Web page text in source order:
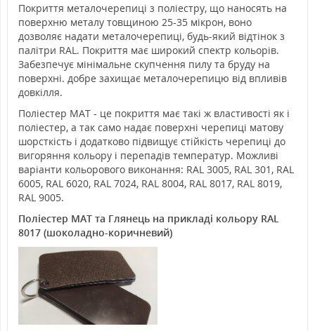
Покриття металочерепиці з поліестру, що наносять на
поверхню металу товщиною 25-35 мікрон, воно
дозволяє надати металочерепиці, будь-який відтінок з
палітри RAL. Покриття має широкий спектр кольорів.
Забезпечує мінімальне скупчення пилу та бруду на
поверхні. добре захищає металочерепицю від впливів
довкілля.
Поліестер MAT - це покриття має такі ж властивості як і
поліестер, а так само надає поверхні черепиці матову
шорсткість і додатково підвищує стійкість черепиці до
вигоряння кольору і перепадів температур. Можливі
варіанти кольорового виконання: RAL 3005, RAL 301, RAL
6005, RAL 6020, RAL 7024, RAL 8004, RAL 8017, RAL 8019,
RAL 9005.
Поліестер MAT та Глянець на прикладі кольору RAL
8017 (шоколадно-коричневий)